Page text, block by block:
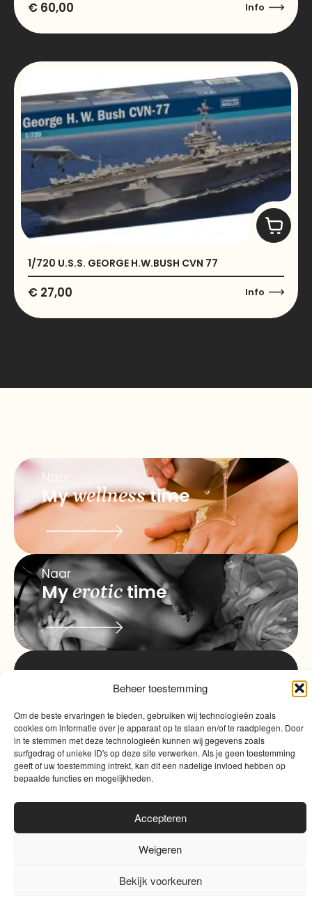
Beheer toestemming
Om de beste ervaringen te bieden, gebruiken wij technologieën zoals
cookies om informatie over je apparaat op te slaan en/of te raadplegen. Door
in te stemmen met deze technologieën kunnen wij gegevens zoals
surfgedrag of unieke ID's op deze site verwerken. Als je geen toestemming
geeft of uw toestemming intrekt, kan dit een nadelige invloed hebben op
bepaalde functies en mogelijkheden.
Accepteren
Weigeren
Bekijk voorkeuren
€ 60,00 Info
1/720 U.S.S. GEORGE H.W.BUSH CVN 77
€ 27,00 Info
Naar
Mywellnesstime
Naar
Myerotictime
quality
time Contact
Algemene voorwaarden|Cookies